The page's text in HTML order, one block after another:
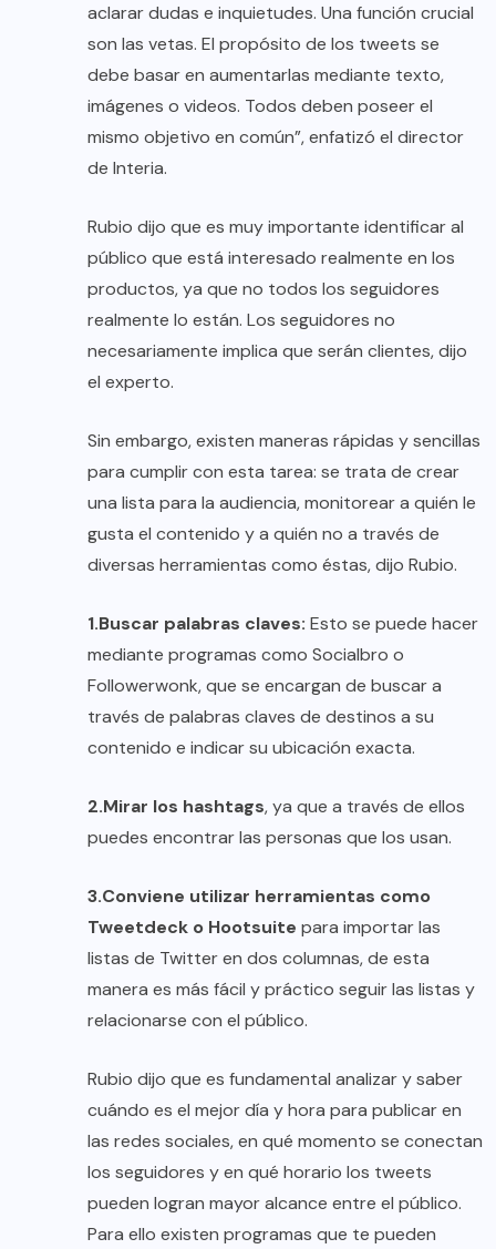
aclarar dudas e inquietudes. Una función crucial
son las vetas. El propósito de los tweets se
debe basar en aumentarlas mediante texto,
imágenes o videos. Todos deben poseer el
mismo objetivo en común”, enfatizó el director
de Interia.
Rubio dijo que es muy importante identificar al
público que está interesado realmente en los
productos, ya que no todos los seguidores
realmente lo están. Los seguidores no
necesariamente implica que serán clientes, dijo
el experto.
Sin embargo, existen maneras rápidas y sencillas
para cumplir con esta tarea: se trata de crear
una lista para la audiencia, monitorear a quién le
gusta el contenido y a quién no a través de
diversas herramientas como éstas, dijo Rubio.
1.Buscar palabras claves: Esto se puede hacer
mediante programas como Socialbro o
Followerwonk, que se encargan de buscar a
través de palabras claves de destinos a su
contenido e indicar su ubicación exacta.
2.Mirar los hashtags, ya que a través de ellos
puedes encontrar las personas que los usan.
3.Conviene utilizar herramientas como
Tweetdeck o Hootsuite para importar las
listas de Twitter en dos columnas, de esta
manera es más fácil y práctico seguir las listas y
relacionarse con el público.
Rubio dijo que es fundamental analizar y saber
cuándo es el mejor día y hora para publicar en
las redes sociales, en qué momento se conectan
los seguidores y en qué horario los tweets
pueden logran mayor alcance entre el público.
Para ello existen programas que te pueden